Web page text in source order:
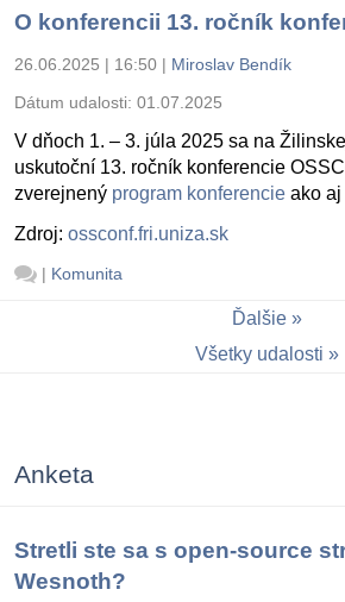
O konferencii 13. ročník
26.06.2025 | 16:50 | Miroslav Bendík
Dátum udalosti: 01.07.2025
V dňoch 1. – 3. júla 2025 sa na
uskutoční 13. ročník konferencie
zverejnený program konferencie ako aj
Zdroj: ossconf.fri.uniza.sk
| Komunita
Ďalšie
Všetky udalosti
Anketa
Stretli ste sa s open-source
Wesnoth?